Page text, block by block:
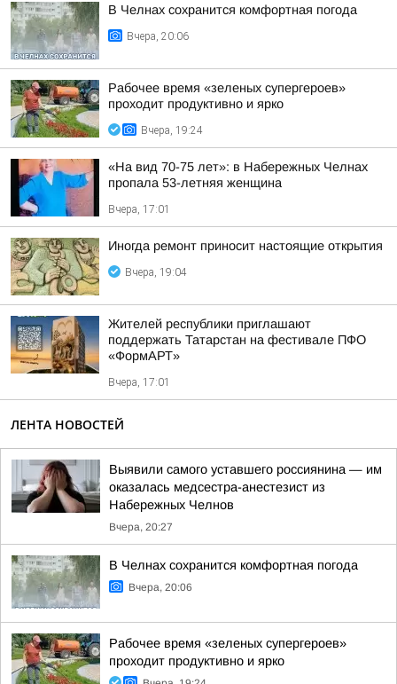
В Челнах сохранится комфортная погода
Вчера, 20:06
Рабочее время «зеленых супергероев»
проходит продуктивно и ярко
Вчера, 19:24
«На вид 70-75 лет»: в Набережных Челнах
пропала 53-летняя женщина
Вчера, 17:01
Иногда ремонт приносит настоящие открытия
Вчера, 19:04
Жителей республики приглашают
поддержать Татарстан на фестивале ПФО
«ФормАРТ»
Вчера, 17:01
ЛЕНТА НОВОСТЕЙ
Выявили самого уставшего россиянина — им
оказалась медсестра-анестезист из
Набережных Челнов
Вчера, 20:27
В Челнах сохранится комфортная погода
Вчера, 20:06
Рабочее время «зеленых супергероев»
проходит продуктивно и ярко